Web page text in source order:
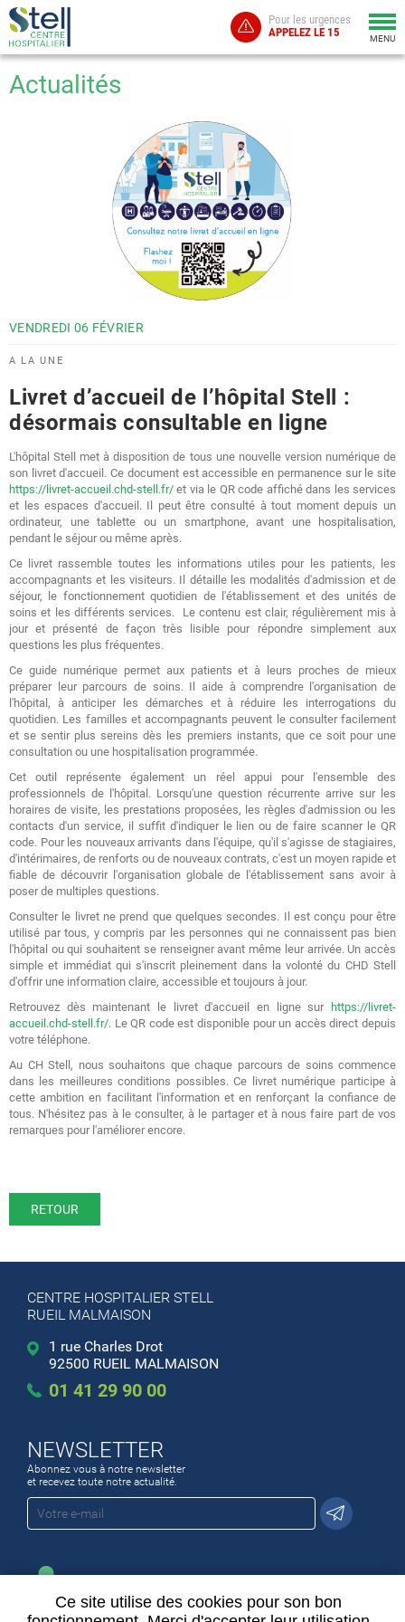
Pour les urgences
APPELEZ LE 15
MENU
Actualités
VENDREDI 06 FÉVRIER
A LA UNE
Livret d’accueil de l’hôpital Stell :
désormais consultable en ligne
L'hôpital Stell met à disposition de tous une nouvelle version numérique de
son livret d'accueil. Ce document est accessible en permanence sur le site
https://livret-accueil.chd-stell.fr/ et via le QR code affiché dans les services
et les espaces d'accueil. Il peut être consulté à tout moment depuis un
ordinateur, une tablette ou un smartphone, avant une hospitalisation,
pendant le séjour ou même après.
Ce livret rassemble toutes les informations utiles pour les patients, les
accompagnants et les visiteurs. Il détaille les modalités d'admission et de
séjour, le fonctionnement quotidien de l'établissement et des unités de
soins et les différents services. Le contenu est clair, régulièrement mis à
jour et présenté de façon très lisible pour répondre simplement aux
questions les plus fréquentes.
Ce guide numérique permet aux patients et à leurs proches de mieux
préparer leur parcours de soins. Il aide à comprendre l'organisation de
l'hôpital, à anticiper les démarches et à réduire les interrogations du
quotidien. Les familles et accompagnants peuvent le consulter facilement
et se sentir plus sereins dès les premiers instants, que ce soit pour une
consultation ou une hospitalisation programmée.
Cet outil représente également un réel appui pour l'ensemble des
professionnels de l'hôpital. Lorsqu'une question récurrente arrive sur les
horaires de visite, les prestations proposées, les règles d'admission ou les
contacts d'un service, il suffit d'indiquer le lien ou de faire scanner le QR
code. Pour les nouveaux arrivants dans l'équipe, qu'il s'agisse de stagiaires,
d'intérimaires, de renforts ou de nouveaux contrats, c'est un moyen rapide et
fiable de découvrir l'organisation globale de l'établissement sans avoir à
poser de multiples questions.
Consulter le livret ne prend que quelques secondes. Il est conçu pour être
utilisé par tous, y compris par les personnes qui ne connaissent pas bien
l'hôpital ou qui souhaitent se renseigner avant même leur arrivée. Un accès
simple et immédiat qui s'inscrit pleinement dans la volonté du CHD Stell
d'offrir une information claire, accessible et toujours à jour.
Retrouvez dès maintenant le livret d'accueil en ligne sur https://livret-
accueil.chd-stell.fr/. Le QR code est disponible pour un accès direct depuis
votre téléphone.
Au CH Stell, nous souhaitons que chaque parcours de soins commence
dans les meilleures conditions possibles. Ce livret numérique participe à
cette ambition en facilitant l'information et en renforçant la confiance de
tous. N'hésitez pas à le consulter, à le partager et à nous faire part de vos
remarques pour l'améliorer encore.
RETOUR
CENTRE HOSPITALIER STELL
RUEIL MALMAISON
1 rue Charles Drot
92500 RUEIL MALMAISON
01 41 29 90 00
NEWSLETTER
Abonnez vous à notre newsletter
et recevez toute notre actualité.
ESPACE EMPLOI
Ce site utilise des cookies pour son bon